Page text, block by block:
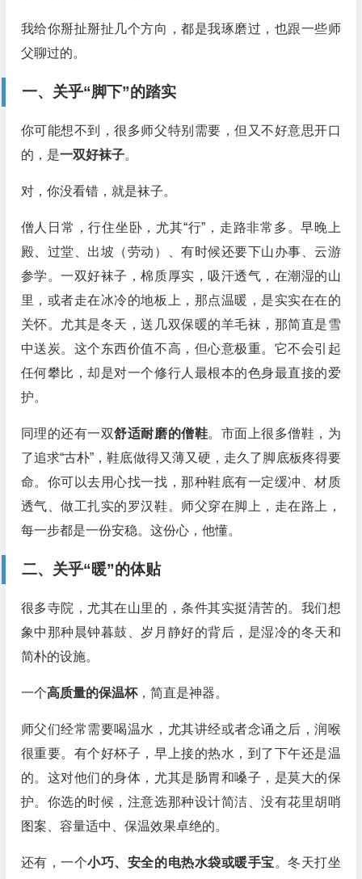
我给你掰扯掰扯几个方向，都是我琢磨过，也跟一些师
父聊过的。
一、关乎“脚下”的踏实
你可能想不到，很多师父特别需要，但又不好意思开口
的，是一双好袜子。
对，你没看错，就是袜子。
僧人日常，行住坐卧，尤其“行”，走路非常多。早晚上
殿、过堂、出坡（劳动）、有时候还要下山办事、云游
参学。一双好袜子，棉质厚实，吸汗透气，在潮湿的山
里，或者走在冰冷的地板上，那点温暖，是实实在在的
关怀。尤其是冬天，送几双保暖的羊毛袜，那简直是雪
中送炭。这个东西价值不高，但心意极重。它不会引起
任何攀比，却是对一个修行人最根本的色身最直接的爱
护。
同理的还有一双舒适耐磨的僧鞋。市面上很多僧鞋，为
了追求“古朴”，鞋底做得又薄又硬，走久了脚底板疼得要
命。你可以去用心找一找，那种鞋底有一定缓冲、材质
透气、做工扎实的罗汉鞋。师父穿在脚上，走在路上，
每一步都是一份安稳。这份心，他懂。
二、关乎“暖”的体贴
很多寺院，尤其在山里的，条件其实挺清苦的。我们想
象中那种晨钟暮鼓、岁月静好的背后，是湿冷的冬天和
简朴的设施。
一个高质量的保温杯，简直是神器。
师父们经常需要喝温水，尤其讲经或者念诵之后，润喉
很重要。有个好杯子，早上接的热水，到了下午还是温
的。这对他们的身体，尤其是肠胃和嗓子，是莫大的保
护。你选的时候，注意选那种设计简洁、没有花里胡哨
图案、容量适中、保温效果卓绝的。
还有，一个小巧、安全的电热水袋或暖手宝。冬天打坐